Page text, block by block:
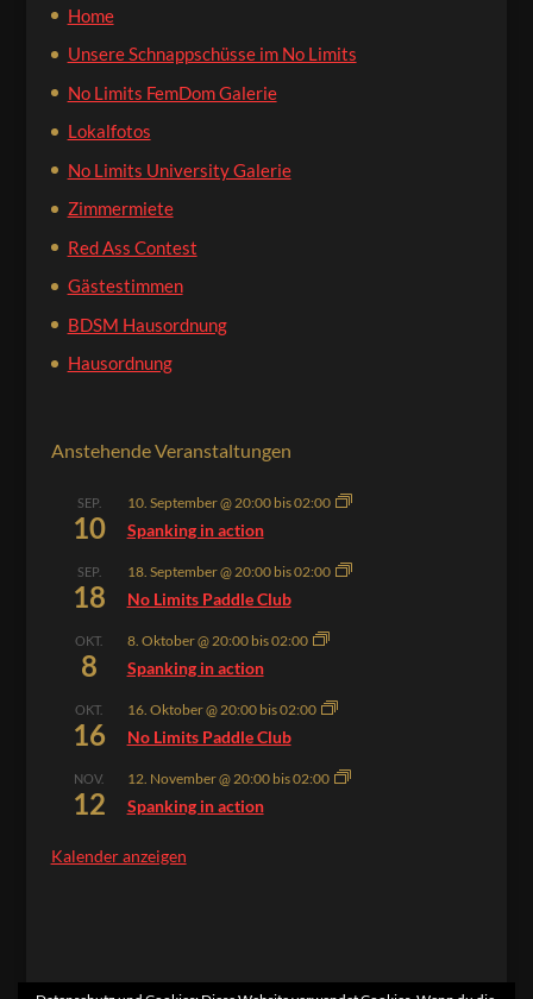
Home
Unsere Schnappschüsse im No Limits
No Limits FemDom Galerie
Lokalfotos
No Limits University Galerie
Zimmermiete
Red Ass Contest
Gästestimmen
BDSM Hausordnung
Hausordnung
Anstehende Veranstaltungen
SEP.
10
10. September @ 20:00bis02:00
Spanking in action
SEP.
18
18. September @ 20:00bis02:00
No Limits Paddle Club
OKT.
8
8. Oktober @ 20:00bis02:00
Spanking in action
OKT.
16
16. Oktober @ 20:00bis02:00
No Limits Paddle Club
NOV.
12
12. November @ 20:00bis02:00
Spanking in action
Kalender anzeigen